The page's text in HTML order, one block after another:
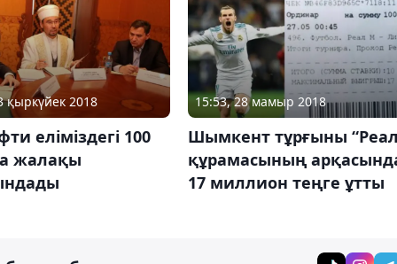
қыркүйек 2018
еліміздегі 100
жалақы
15:53, 28 мамыр 2018
Шымкент тұрғыны
құрамасының
17 миллион теңге ұтты